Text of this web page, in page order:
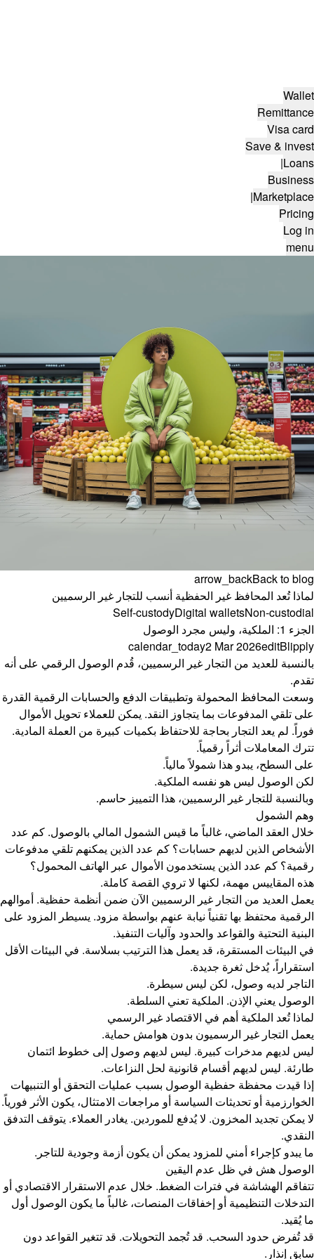
Wallet
Remittance
Visa card
Save & invest
Loans
|
Business
Marketplace
|
Pricing
Log in
menu
arrow_backBack to blog
لماذا تُعد المحافظ غير الحفظية أنسب للتجار غير الرسميين
Self-custodyDigital walletsNon-custodial
الجزء 1: الملكية، وليس مجرد الوصول
calendar_today2 Mar 2026editBlipply
بالنسبة للعديد من التجار غير الرسميين، قُدم الوصول الرقمي على أنه
تقدم.
وسعت المحافظ المحمولة وتطبيقات الدفع والحسابات الرقمية القدرة
على تلقي المدفوعات بما يتجاوز النقد. يمكن للعملاء تحويل الأموال
فوراً. لم يعد التجار بحاجة للاحتفاظ بكميات كبيرة من العملة المادية.
تترك المعاملات أثراً رقمياً.
على السطح، يبدو هذا شمولاً مالياً.
لكن الوصول ليس هو نفسه الملكية.
وبالنسبة للتجار غير الرسميين، هذا التمييز حاسم.
وهم الشمول
خلال العقد الماضي، غالباً ما قيس الشمول المالي بالوصول. كم عدد
الأشخاص الذين لديهم حسابات؟ كم عدد الذين يمكنهم تلقي مدفوعات
رقمية؟ كم عدد الذين يستخدمون الأموال عبر الهاتف المحمول؟
هذه المقاييس مهمة، لكنها لا تروي القصة كاملة.
يعمل العديد من التجار غير الرسميين الآن ضمن أنظمة حفظية. أموالهم
الرقمية محتفظ بها تقنياً نيابة عنهم بواسطة مزود. يسيطر المزود على
البنية التحتية والقواعد والحدود وآليات التنفيذ.
في البيئات المستقرة، قد يعمل هذا الترتيب بسلاسة. في البيئات الأقل
استقراراً، يُدخل ثغرة جديدة.
التاجر لديه وصول، لكن ليس سيطرة.
الوصول يعني الإذن. الملكية تعني السلطة.
لماذا تُعد الملكية أهم في الاقتصاد غير الرسمي
يعمل التجار غير الرسميون بدون هوامش حماية.
ليس لديهم مدخرات كبيرة. ليس لديهم وصول إلى خطوط ائتمان
طارئة. ليس لديهم أقسام قانونية لحل النزاعات.
إذا قيدت محفظة حفظية الوصول بسبب عمليات التحقق أو التنبيهات
الخوارزمية أو تحديثات السياسة أو مراجعات الامتثال، يكون الأثر فورياً.
لا يمكن تجديد المخزون. لا يُدفع للموردين. يغادر العملاء. يتوقف التدفق
النقدي.
ما يبدو كإجراء أمني للمزود يمكن أن يكون أزمة وجودية للتاجر.
الوصول هش في ظل عدم اليقين
تتفاقم الهشاشة في فترات الضغط. خلال عدم الاستقرار الاقتصادي أو
التدخلات التنظيمية أو إخفاقات المنصات، غالباً ما يكون الوصول أول
ما يُقيد.
قد تُفرض حدود السحب. قد تُجمد التحويلات. قد تتغير القواعد دون
سابق إنذار.